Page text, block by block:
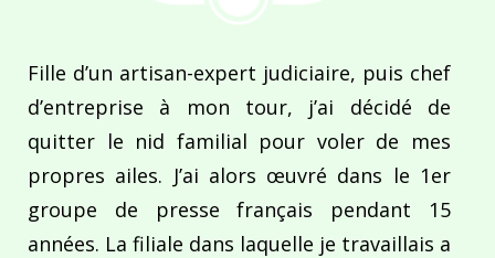
Fille d’un artisan-expert judiciaire, puis chef
d’entreprise à mon tour, j’ai décidé de
quitter le nid familial pour voler de mes
propres ailes. J’ai alors œuvré dans le 1er
groupe de presse français pendant 15
années. La filiale dans laquelle je travaillais a